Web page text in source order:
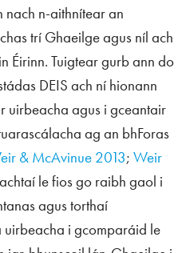
nach n-aithnítear an
trí Ghaeilge agus níl ach
Éirinn. Tuigtear gurb ann do
DEIS ach ní hionann
uirbeacha agus i gceantair
ag an bhForas
& McAvinue 2013; Weir
le fios go raibh gaol i
agus torthaí
i gcomparáid le